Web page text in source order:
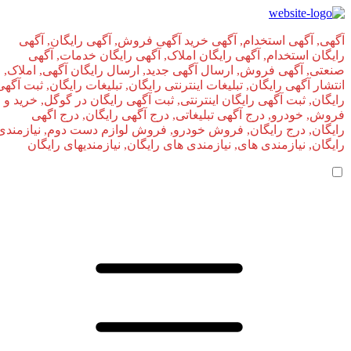
آگهی, آگهی استخدام, آگهی خرید آگهی فروش, آگهی رایگان, آگهی
رایگان استخدام, آگهی رایگان املاک, آگهی رایگان خدمات, آگهی
صنعتی, آگهی فروش, ارسال آگهی جدید, ارسال رایگان آگهی, املاک,
انتشار آگهی رایگان, تبلیغات اینترنتی رایگان, تبلیغات رایگان, ثبت آگهی
رایگان, ثبت آگهی رایگان اینترنتی, ثبت آگهی رایگان در گوگل, خرید و
فروش, خودرو, درج آگهی تبلیغاتی, درج آگهی رایگان, درج اگهی
رایگان, درج رایگان, فروش خودرو, فروش لوازم دست دوم, نیازمندی
رایگان, نیازمندی های, نیازمندی‌ های رایگان, نیازمندیهای رایگان